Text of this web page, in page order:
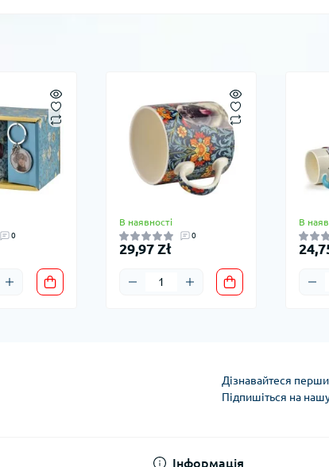
0
В наявності
0
29,97 Zł
В
Дізнавайтеся
Підпишіться на
Інформація